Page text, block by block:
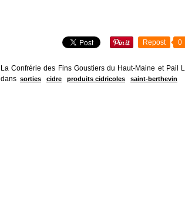
Repost 0
La Confrérie des Fins Goustiers du Haut-Maine et Pail
dans sorties cidre produits cidricoles saint-berthevin